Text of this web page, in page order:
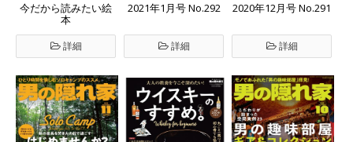
今だから読みたい絵
本
詳細
2021年1月号 No.292
詳細
2020年12月号 No.291
詳細